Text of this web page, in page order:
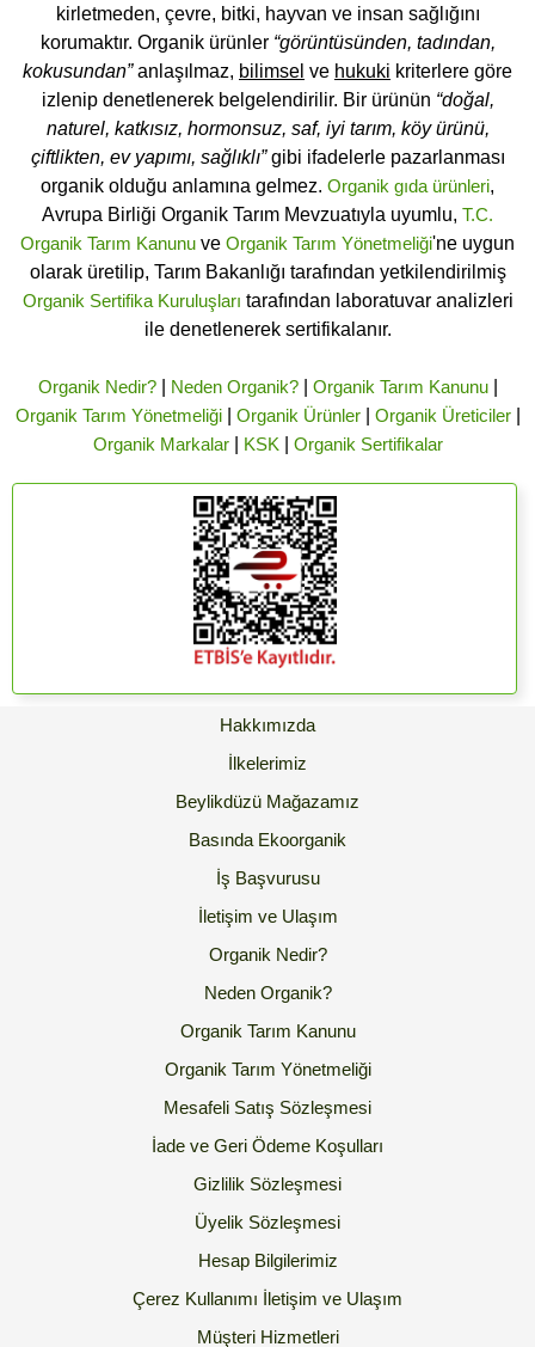
kirletmeden, çevre, bitki, hayvan ve insan sağlığını
korumaktır. Organik ürünler “görüntüsünden, tadından,
kokusundan”anlaşılmaz, bilimsel ve hukuki kriterlere göre
izlenip denetlenerek belgelendirilir. Bir ürünün “doğal,
naturel, katkısız, hormonsuz, saf, iyi tarım, köy ürünü,
çiftlikten, ev yapımı, sağlıklı”gibi ifadelerle pazarlanması
organik olduğu anlamına gelmez. Organik gıda ürünleri,
Avrupa Birliği Organik Tarım Mevzuatıyla uyumlu, T.C.
Organik Tarım Kanunu ve Organik Tarım Yönetmeliği'ne uygun
olarak üretilip, Tarım Bakanlığı tarafından yetkilendirilmiş
Organik Sertifika Kuruluşları tarafından laboratuvar analizleri
ile denetlenerek sertifikalanır.
Organik Nedir?| Neden Organik?| Organik Tarım Kanunu|
Organik Tarım Yönetmeliği| Organik Ürünler| Organik Üreticiler|
Organik Markalar| KSK Organik Sertifikalar
Hakkımızda
İlkelerimiz
Beylikdüzü Mağazamız
Basında Ekoorganik
İş Başvurusu
İletişim ve Ulaşım
Organik Nedir?
Neden Organik?
Organik Tarım Kanunu
Organik Tarım Yönetmeliği
Mesafeli Satış Sözleşmesi
İade ve Geri Ödeme Koşulları
Gizlilik Sözleşmesi
Üyelik Sözleşmesi
Hesap Bilgilerimiz
Çerez Kullanımı İletişim ve Ulaşım
Müşteri Hizmetleri